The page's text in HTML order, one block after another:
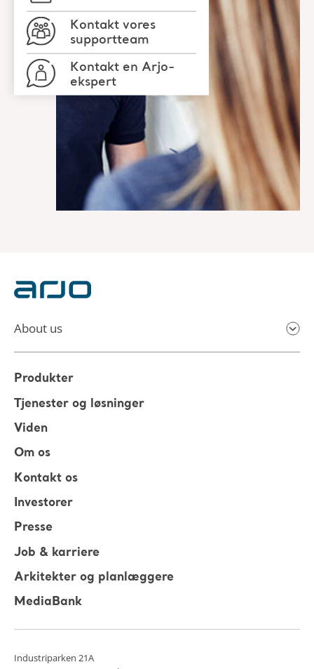
Kontakt vores
supportteam
Kontakt en Arjo-
ekspert
About us
Produkter
Tjenester og løsninger
Viden
Om os
Kontakt os
Investorer
Presse
Job & karriere
Arkitekter og planlæggere
MediaBank
Industriparken 21A